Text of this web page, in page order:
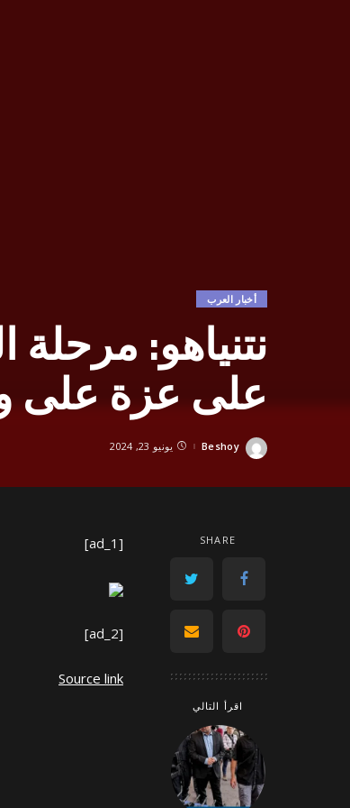
أخبار العرب
نتنياهو:
على عزة على
Posted
Beshoy يونيو 23, 2024
SHARE
اقرأ التالي
[ad_1]
[ad_2]
Source link